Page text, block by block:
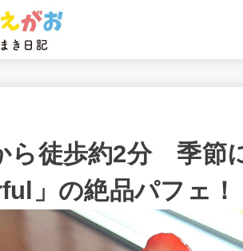
ら徒歩約2分 季節
」の絶品パフェ！